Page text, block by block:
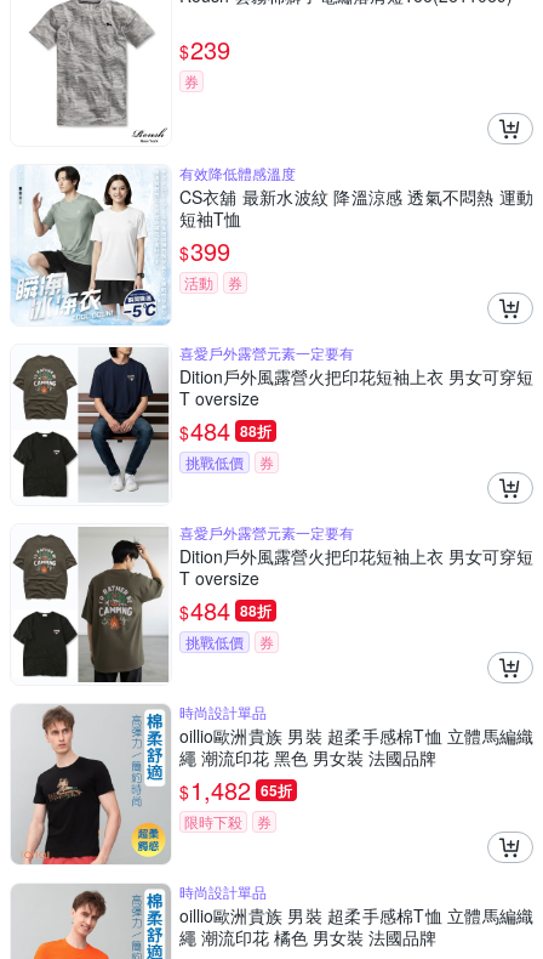
$239
券
有效降低體感溫度
CS衣舖 最新水波紋 降溫涼感 透氣不悶熱 運動
短袖T恤
$399
活動 券
喜愛戶外露營元素一定要有
Dition戶外風露營火把印花短袖上衣 男女可穿短
T oversize
$484 88折
挑戰低價 券
喜愛戶外露營元素一定要有
Dition戶外風露營火把印花短袖上衣 男女可穿短
T oversize
$484 88折
挑戰低價 券
時尚設計單品
oillio歐洲貴族 男裝 超柔手感棉T恤 立體馬編織
繩 潮流印花 黑色 男女裝 法國品牌
$1,482 65折
限時下殺 券
時尚設計單品
oillio歐洲貴族 男裝 超柔手感棉T恤 立體馬編織
繩 潮流印花 橘色 男女裝 法國品牌